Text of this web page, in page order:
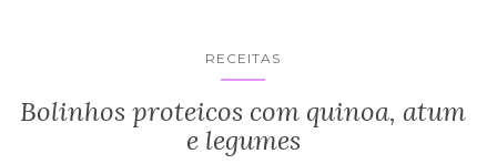
RECEITAS
Bolinhos proteicos com quinoa, atum
e legumes